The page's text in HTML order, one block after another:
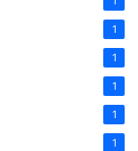
1
1
1
1
1